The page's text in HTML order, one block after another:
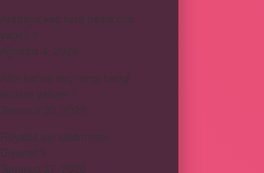
Arabaya kaç kere pasta cila
yapılır ?
Ağustos 4, 2026
Altın kahve saç rengi hangi
tenlere yakışır ?
Temmuz 30, 2026
Rüyada ayı saldırması
Diyanet ?
Temmuz 27, 2026